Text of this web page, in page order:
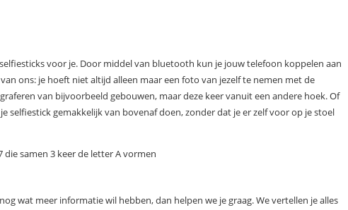
voor je. Door middel van bluetooth kun je jouw telefoon koppelen aan
ons: je hoeft niet altijd alleen maar een foto van jezelf te nemen met de
van bijvoorbeeld gebouwen, maar deze keer vanuit een andere hoek. Of
selfiestick gemakkelijk van bovenaf doen, zonder dat je er zelf voor op je stoel
wat meer informatie wil hebben, dan helpen we je graag. We vertellen je alles